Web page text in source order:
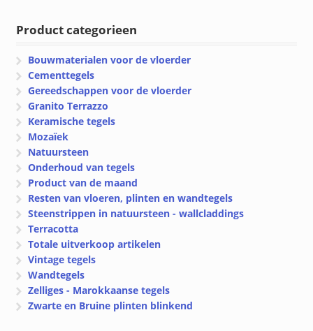
Product categorieen
Bouwmaterialen voor de vloerder
Cementtegels
Gereedschappen voor de vloerder
Granito Terrazzo
Keramische tegels
Mozaïek
Natuursteen
Onderhoud van tegels
Product van de maand
Resten van vloeren, plinten en wandtegels
Steenstrippen in natuursteen - wallcladdings
Terracotta
Totale uitverkoop artikelen
Vintage tegels
Wandtegels
Zelliges - Marokkaanse tegels
Zwarte en Bruine plinten blinkend